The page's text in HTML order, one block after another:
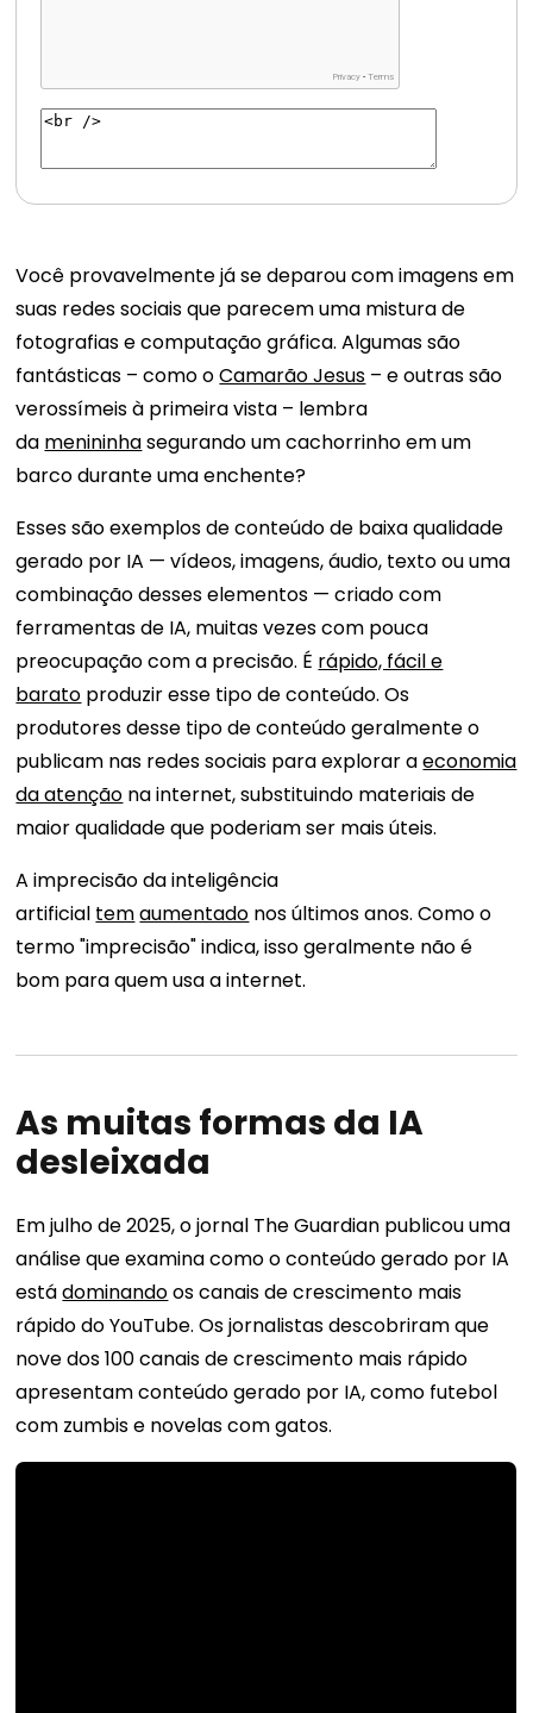
Você provavelmente já se deparou com imagens em
suas redes sociais que parecem uma mistura de
fotografias e computação gráfica. Algumas são
fantásticas – como oCamarão Jesus – e outras são
verossímeis à primeira vista – lembra
da menininhasegurando um cachorrinho em um
barco durante uma enchente?
Esses são exemplos de conteúdo de baixa qualidade
gerado por IA — vídeos, imagens, áudio, texto ou uma
combinação desses elementos — criado com
ferramentas de IA, muitas vezes com pouca
preocupação com a precisão. É rápido, fácil e
barato produzir esse tipo de conteúdo. Os
produtores desse tipo de conteúdo geralmente o
publicam nas redes sociais para explorar aeconomia
da atenção na internet, substituindo materiais de
maior qualidade que poderiam ser mais úteis.
A imprecisão da inteligência
artificial temaumentado nos últimos anos. Como o
termo "imprecisão" indica, isso geralmente não é
bom para quem usa a internet.
As muitas formas da IA ​​
desleixada
Em julho de 2025, o jornal The Guardian publicou uma
análise que examina como o conteúdo gerado por IA
estádominandoos canais de crescimento mais
rápido do YouTube. Os jornalistas descobriram que
nove dos 100 canais de crescimento mais rápido
apresentam conteúdo gerado por IA, como futebol
com zumbis e novelas com gatos.